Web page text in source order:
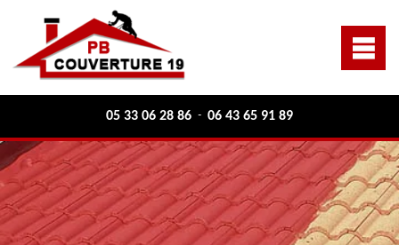
05 33 06 28 86 - 06 43 65 91 89